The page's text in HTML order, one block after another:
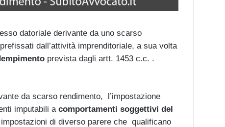
datoriale derivante da uno scarso
dall’attività imprenditoriale, a sua volta
prevista dagli artt. 1453 c.c. .
da scarso rendimento, l’impostazione
imputabili a comportamenti soggettivi del
di diverso parere che qualificano